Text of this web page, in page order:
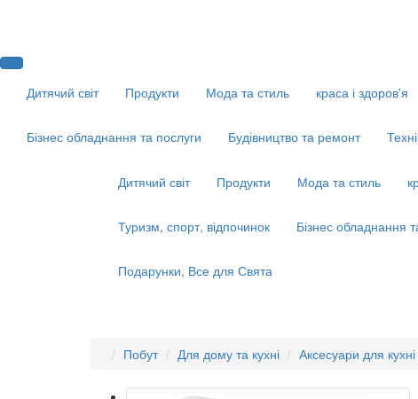
Дитячий світ Продукти Мода та стиль краса і здоров'я
Бізнес обладнання та послуги Будівництво та ремонт
Дитячий світ Продукти Мода та стиль
Туризм, спорт, відпочинок Бізнес обладнання
Подарунки, Все для Свята
Побут Для дому та кухні Аксесуари для кухні